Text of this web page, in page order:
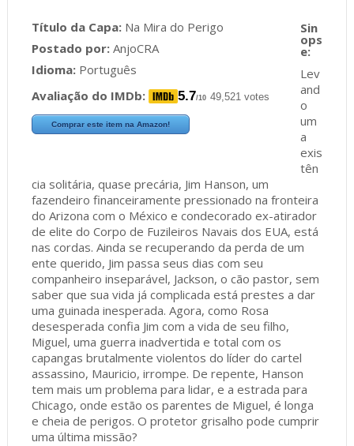
Título da Capa:Na Mira do Perigo
Postado por:AnjoCRA
Idioma:Português
Avaliação do IMDb:
5.7/10 49,521 votes
Comprar este item na Amazon!
Lev
and
o
um
a
exis
tên
cia solitária, quase precária, Jim Hanson, um
fazendeiro financeiramente pressionado na fronteira
do Arizona com o México e condecorado ex-atirador
de elite do Corpo de Fuzileiros Navais dos EUA, está
nas cordas. Ainda se recuperando da perda de um
ente querido, Jim passa seus dias com seu
companheiro inseparável, Jackson, o cão pastor, sem
saber que sua vida já complicada está prestes a dar
uma guinada inesperada. Agora, como Rosa
desesperada confia Jim com a vida de seu filho,
Miguel, uma guerra inadvertida e total com os
capangas brutalmente violentos do líder do cartel
assassino, Mauricio, irrompe. De repente, Hanson
tem mais um problema para lidar, e a estrada para
Chicago, onde estão os parentes de Miguel, é longa
e cheia de perigos. O protetor grisalho pode cumprir
uma última missão?